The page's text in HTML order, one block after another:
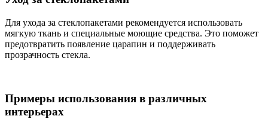
Для ухода за стеклопакетами рекомендуется использовать
мягкую ткань и специальные моющие средства. Это поможет
предотвратить появление царапин и поддерживать
прозрачность стекла.
Примеры использования в различных
интерьерах